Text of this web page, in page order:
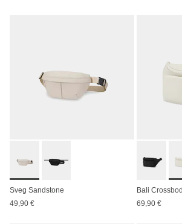
Sveg Sandstone
49,90 €
69,90 €